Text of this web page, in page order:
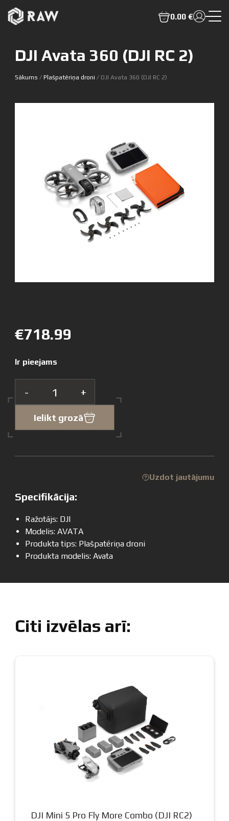
0.00 €
DJI Avata 360 (DJI RC 2)
Sākums /Plašpatēriņa droni / DJI Avata 360 (DJI RC 2)
€718.99
Ir pieejams
- +
Ielikt grozā
Uzdot jautājumu
Specifikācija:
Ražotājs: DJI
Modelis: AVATA
Produkta tips: Plašpatēriņa droni
Produkta modelis: Avata
Citi izvēlas arī:
DJI Mini 5 Pro Fly More Combo (DJI RC2)